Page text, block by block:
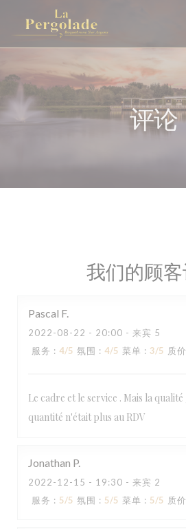
Cookie管理面板
评论
我们的顾
Pascal F
2022-08-22 - 20:00 - 来宾 5
服务 : 4/5 氛围 : 4/5 菜单 : 3/5 质
Le cadre et le service . Mais la
quantité n'était plus au RDV
Jonathan P
2022-12-15 - 19:30 - 来宾 2
服务 : 5/5 氛围 : 5/5 菜单 : 5/5 质